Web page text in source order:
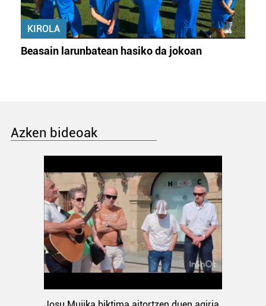
KIROLA
Beasain larunbatean hasiko da jokoan
Azken bideoak